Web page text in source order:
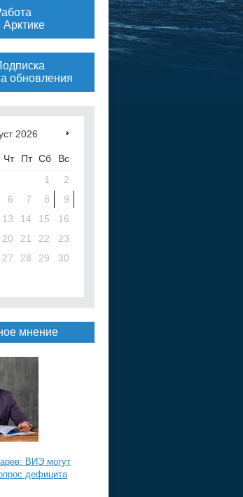
Арктике
обновления
2026
Чт Пт Сб
Вс
1
2
6 7 8
9
13 14 15
16
20 21 22
23
27 28 29
30
мнение
ВИЭ могут
дефицита